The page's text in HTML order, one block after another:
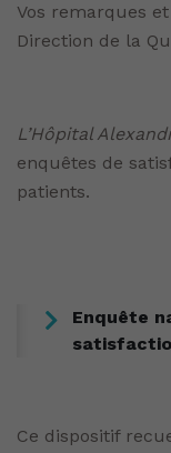
Vos remarques
Direction de la
L’Hôpital
enquêtes de
patients.
Enquête
Ce dispositif